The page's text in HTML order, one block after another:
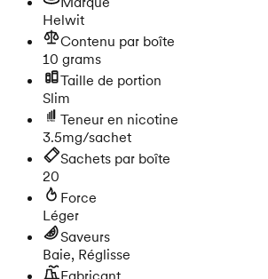
Helwit
Contenu par boîte
10 grams
Taille de portion
Slim
Teneur en nicotine
3.5mg/sachet
Sachets par boîte
20
Force
Léger
Saveurs
Baie, Réglisse
Fabricant